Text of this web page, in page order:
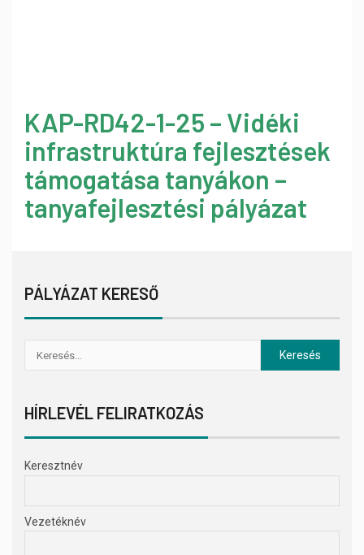
KAP-RD42-1-25 – Vidéki
infrastruktúra fejlesztések
támogatása tanyákon –
tanyafejlesztési pályázat
PÁLYÁZAT KERESŐ
HÍRLEVÉL FELIRATKOZÁS
Keresztnév
Vezetéknév